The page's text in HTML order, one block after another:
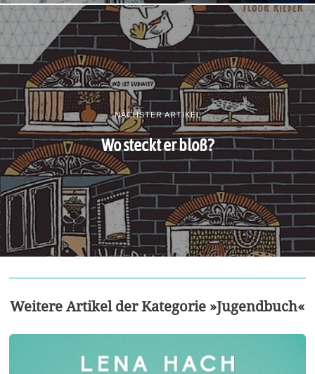
NÄCHSTER ARTIKEL
Wo steckt er bloß?
Weitere Artikel der Kategorie »Jugendbuch«